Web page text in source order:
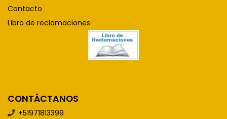
Contacto
Libro de reclamaciones
CONTÁCTANOS
+51971813399